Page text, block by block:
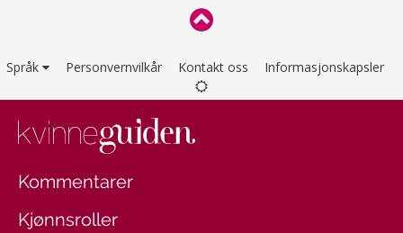
Språk Personvernvilkår Kontakt oss Informasjonskapsler
Kommentarer
Kjønnsroller